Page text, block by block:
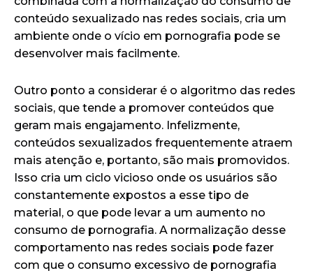
conteúdo sexualizado nas redes sociais, cria um
ambiente onde o vício em pornografia pode se
desenvolver mais facilmente.
Outro ponto a considerar é o algoritmo das redes
sociais, que tende a promover conteúdos que
geram mais engajamento. Infelizmente,
conteúdos sexualizados frequentemente atraem
mais atenção e, portanto, são mais promovidos.
Isso cria um ciclo vicioso onde os usuários são
constantemente expostos a esse tipo de
material, o que pode levar a um aumento no
consumo de pornografia. A normalização desse
comportamento nas redes sociais pode fazer
com que o consumo excessivo de pornografia